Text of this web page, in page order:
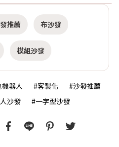
推薦 布沙發
模組沙發
器人 #客製化
#沙發推薦
沙發 #一字型沙發